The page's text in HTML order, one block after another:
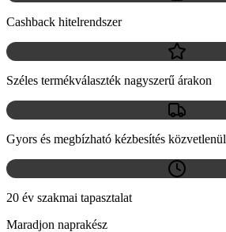
Cashback hitelrendszer
Széles termékválaszték nagyszerű árakon
Gyors és megbízható kézbesítés
20 év szakmai tapasztalat
Maradjon naprakész